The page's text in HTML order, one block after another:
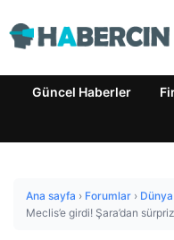
Güncel Haberler
Ana sayfa › Forumlar › Dünya
Meclis’e girdi! Şara’dan sürpriz